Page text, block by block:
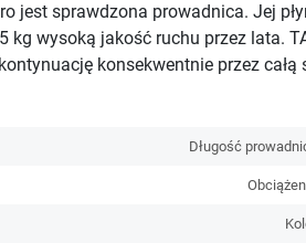
jest sprawdzona prowadnica. Jej
wysoką jakość ruchu przez lata.
konsekwentnie przez
Długość